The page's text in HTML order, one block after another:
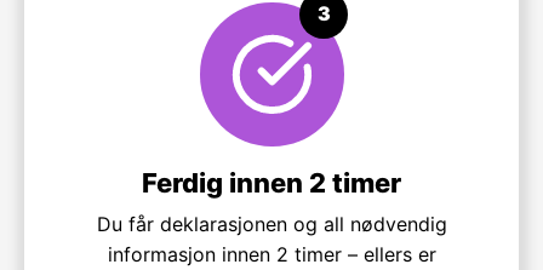
3
Ferdig innen 2 timer
Du får deklarasjonen og all nødvendig
informasjon innen 2 timer – ellers er